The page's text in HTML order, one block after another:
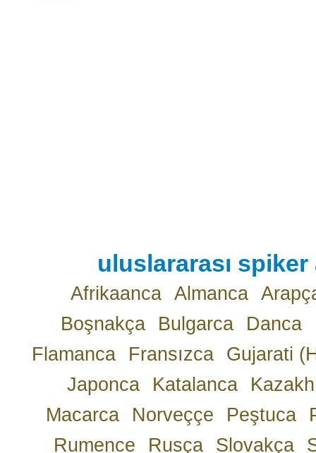
uluslararası
Afrikaanca Almanca
Boşnakça
Bulgarca Danca
Flamanca
Fransızca
Gujarati
Japonca
Katalanca
Kazakh
Macarca
Norveççe Peştuca
Rumence
Rusça Slovakça